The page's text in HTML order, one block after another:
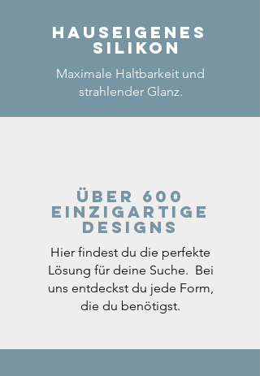
Hauseigenes
Silikon
Maximale Haltbarkeit und
strahlender Glanz.
Über 600
einzigartige
Designs
Hier findest du die perfekte
Lösung für deine Suche. Bei
uns entdeckst du jede Form,
die du benötigst.